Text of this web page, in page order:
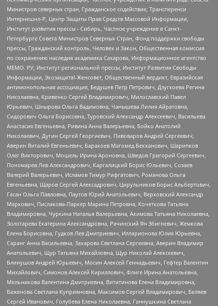
Министров северных стран, Гражданское содействие, Трансперенси
Интернешнл-Р, Центр Защиты Прав Средств Массовой Информации,
Институт развития прессы - Сибирь, Частное учреждение в Санкт-
Петербурге Совета Министров Северных Стран, Фонд поддержки свободы
прессы, Гражданский контроль, Человек и Закон, Общественная комиссия
по сохранению наследия академика Сахарова, Информационное агентство
МЕМО. РУ, Институт региональной прессы, Институт Развития Свободы
Информации, Экозащита!-Женсовет, Общественный вердикт, Евразийская
антимонопольная ассоциация, Бедушев Петр Петрович, Дзугкоева Регина
Николаевна, Кривенко Сергей Владимирович, Милославский Павел
Юрьевич, Шнырова Ольга Вадимовна, Чанышева Лилия Айратовна,
Сидорович Ольга Борисовна, Туровский Александр Алексеевич, Васильева
Анастасия Евгеньевна, Ривина Анна Валерьевна, Бойко Анатолий
Николаевич, Дугин Сергей Георгиевич, Пивоваров Андрей Сергеевич,
Аверин Виталий Евгеньевич, Барахоев Магомед Бекханович, Шарипков
Олег Викторович, Мошель Ирина Ароновна, Шведов Григорий Сергеевич,
Пономарев Лев Александрович, Каргалицкий Борис Юльевич, Созаев
Валерий Валерьевич, Исламов Тимур Рифгатович, Романова Ольга
Евгеньевна, Щаров Сергей Алексадрович, Цирульников Борис Альбертович,
Гасан Ольга Павловна, Паутов Юрий Анатольевич, Верховский Александр
Маркович, Пислакова-Паркер Марина Петровна, Кочеткова Татьяна
Владимировна, Чуркина Наталья Валерьевна, Акимова Татьяна Николаевна,
Золотарева Екатерина Александровна, Рачинский Ян Збигневич, Жемкова
Елена Борисовна, Гудков Лев Дмитриевич, Илларионова Юлия Юрьевна,
Саранг Анна Васильевна, Захарова Светлана Сергеевна, Аверин Владимир
Анатольевич, Щур Татьяна Михайловна, Щур Николай Алексеевич,
Блинушов Андрей Юрьевич, Мосин Алексей Геннадьевич, Гефтер Валентин
Михайлович, Симонов Алексей Кириллович, Флиге Ирина Анатольевна,
Мельникова Валентина Дмитриевна, Вититинова Елена Владимировна,
Баженова Светлана Куприяновна, Максимов Сергей Владимирович, Беляев
Сергей Иванович, Голубева Елена Николаевна, Ганнушкина Светлана